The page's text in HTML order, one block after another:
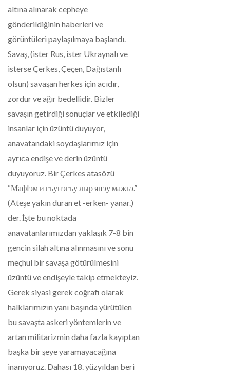
altına alınarak cepheye
gönderildiğinin haberleri ve
görüntüleri paylaşılmaya başlandı.
Savaş, (ister Rus, ister Ukraynalı ve
isterse Çerkes, Çeçen, Dağıstanlı
olsun) savaşan herkes için acıdır,
zordur ve ağır bedellidir. Bizler
savaşın getirdiği sonuçlar ve etkilediği
insanlar için üzüntü duyuyor,
anavatandaki soydaşlarımız için
ayrıca endişe ve derin üzüntü
duyuyoruz. Bir Çerkes atasözü
“МафIэм и гъунэгъу лыр япэу мажьэ.”
(Ateşe yakın duran et -erken- yanar.)
der. İşte bu noktada
anavatanlarımızdan yaklaşık 7-8 bin
gencin silah altına alınmasını ve sonu
meçhul bir savaşa götürülmesini
üzüntü ve endişeyle takip etmekteyiz.
Gerek siyasi gerek coğrafi olarak
halklarımızın yanı başında yürütülen
bu savaşta askeri yöntemlerin ve
artan militarizmin daha fazla kayıptan
başka bir şeye yaramayacağına
inanıyoruz. Dahası 18. yüzyıldan beri